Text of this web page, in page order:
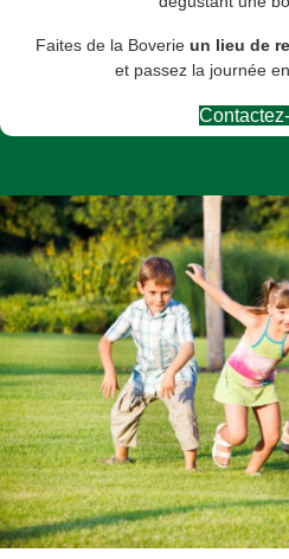
Faites de la Boverie un lieu de
et passez la journée